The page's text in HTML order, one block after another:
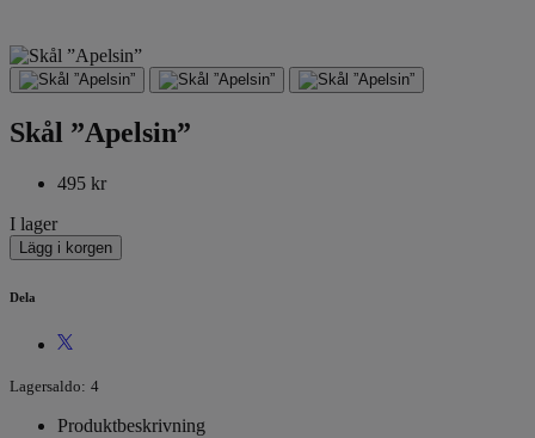
Skål ”Apelsin”
495 kr
I lager
Lägg i korgen
Dela
Lagersaldo: 4
Produktbeskrivning